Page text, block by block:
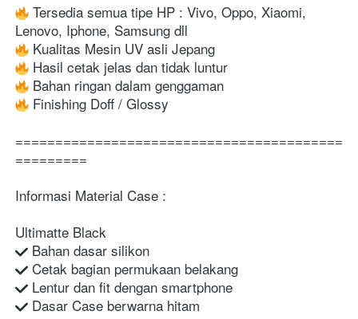
Tersedia semua tipe HP : Vivo, Oppo, Xiaomi,
Lenovo, Iphone, Samsung dll
Kualitas Mesin UV asli Jepang
Hasil cetak jelas dan tidak luntur
Bahan ringan dalam genggaman
Finishing Doff / Glossy
=========================================
=========
Informasi Material Case :
Ultimatte Black
Bahan dasar silikon
Cetak bagian permukaan belakang
Lentur dan fit dengan smartphone
Dasar Case berwarna hitam